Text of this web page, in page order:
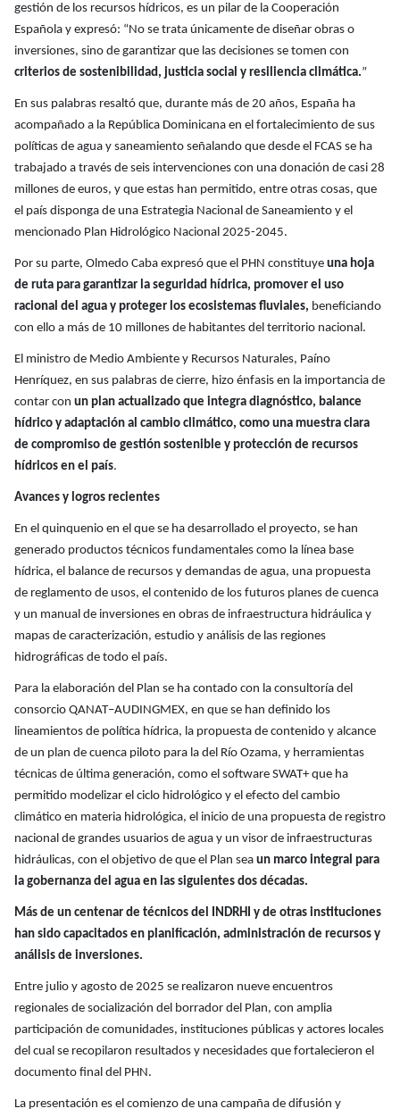
gestión de los recursos hídricos, es un pilar de la Cooperación
Española y expresó: “No se trata únicamente de diseñar obras o
inversiones, sino de garantizar que las decisiones se tomen con
criterios de sostenibilidad, justicia social y resiliencia climática.”
En sus palabras resaltó que, durante más de 20 años, España ha
acompañado a la República Dominicana en el fortalecimiento de sus
políticas de agua y saneamiento señalando que desde el FCAS se ha
trabajado a través de seis intervenciones con una donación de casi 28
millones de euros, y que estas han permitido, entre otras cosas, que
el país disponga de una Estrategia Nacional de Saneamiento y el
mencionado Plan Hidrológico Nacional 2025-2045.
Por su parte, Olmedo Caba expresó que el PHN constituye una hoja
de ruta para garantizar la seguridad hídrica, promover el uso
racional del agua y proteger los ecosistemas fluviales, beneficiando
con ello a más de 10 millones de habitantes del territorio nacional.
El ministro de Medio Ambiente y Recursos Naturales, Paíno
Henríquez, en sus palabras de cierre, hizo énfasis en la importancia de
contar con un plan actualizado que integra diagnóstico, balance
hídrico y adaptación al cambio climático, como una muestra clara
de compromiso de gestión sostenible y protección de recursos
hídricos en el país.
Avances y logros recientes
En el quinquenio en el que se ha desarrollado el proyecto, se han
generado productos técnicos fundamentales como la línea base
hídrica, el balance de recursos y demandas de agua, una propuesta
de reglamento de usos, el contenido de los futuros planes de cuenca
y un manual de inversiones en obras de infraestructura hidráulica y
mapas de caracterización, estudio y análisis de las regiones
hidrográficas de todo el país.
Para la elaboración del Plan se ha contado con la consultoría del
consorcio QANAT–AUDINGMEX, en que se han definido los
lineamientos de política hídrica, la propuesta de contenido y alcance
de un plan de cuenca piloto para la del Río Ozama, y herramientas
técnicas de última generación, como el software SWAT+ que ha
permitido modelizar el ciclo hidrológico y el efecto del cambio
climático en materia hidrológica, el inicio de una propuesta de registro
nacional de grandes usuarios de agua y un visor de infraestructuras
hidráulicas, con el objetivo de que el Plan sea un marco integral para
la gobernanza del agua en las siguientes dos décadas.
Más de un centenar de técnicos del INDRHI y de otras instituciones
han sido capacitados en planificación, administración de recursos y
análisis de inversiones.
Entre julio y agosto de 2025 se realizaron nueve encuentros
regionales de socialización del borrador del Plan, con amplia
participación de comunidades, instituciones públicas y actores locales
del cual se recopilaron resultados y necesidades que fortalecieron el
documento final del PHN.
La presentación es el comienzo de una campaña de difusión y